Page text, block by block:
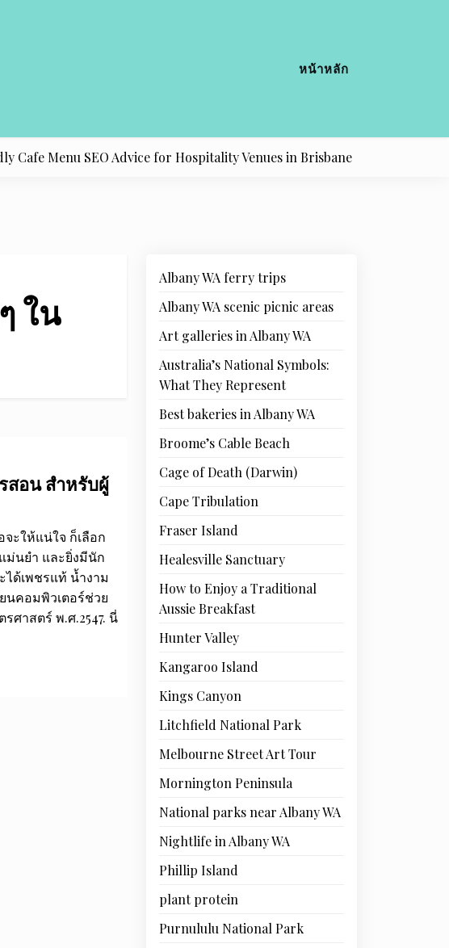
หน้าหลัก
Menu SEO Advice for Hospitality Venues in Brisbane |Cafe Menu SEO
ใน
สอน สำหรับผู้
ะให้แน่ใจ ก็เลือก
ม่นยำ และยิ่งมีนัก
ด้เพชรแท้ น้ำงาม
นคอมพิวเตอร์ช่วย
ศาสตร์ พ.ศ.2547. นี่
Albany WA ferry trips
Albany WA scenic picnic areas
Art galleries in Albany WA
Australia’s National Symbols:
What They Represent
Best bakeries in Albany WA
Broome’s Cable Beach
Cage of Death (Darwin)
Cape Tribulation
Fraser Island
Healesville Sanctuary
How to Enjoy a Traditional
Aussie Breakfast
Hunter Valley
Kangaroo Island
Kings Canyon
Litchfield National Park
Melbourne Street Art Tour
Mornington Peninsula
National parks near Albany WA
Nightlife in Albany WA
Phillip Island
plant protein
Purnululu National Park